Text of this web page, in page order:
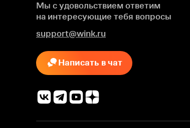
Мы с удовольствием ответим
на интересующие тебя вопросы
support@wink.ru
Написать в чат